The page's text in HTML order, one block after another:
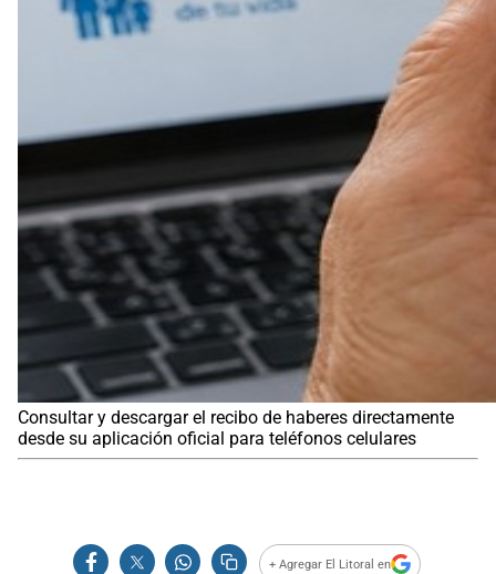
Consultar y descargar el recibo de haberes directamente
desde su aplicación oficial para teléfonos celulares
+ Agregar El Litoral en